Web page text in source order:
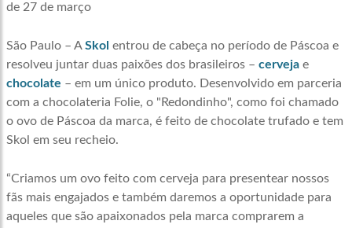
de 27 de março
São Paulo – ASkol entrou de cabeça no período de Páscoa e
resolveu juntar duas paixões dos brasileiros – cervejae
chocolate – em um único produto. Desenvolvido em parceria
com a chocolateria Folie, o "Redondinho", como foi chamado
o ovo de Páscoa da marca, é feito de chocolate trufado e tem
Skol em seu recheio.
“Criamos um ovo feito com cerveja para presentear nossos
fãs mais engajados e também daremos a oportunidade para
aqueles que são apaixonados pela marca comprarem a